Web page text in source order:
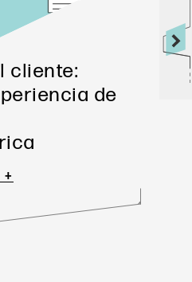
cliente:
de